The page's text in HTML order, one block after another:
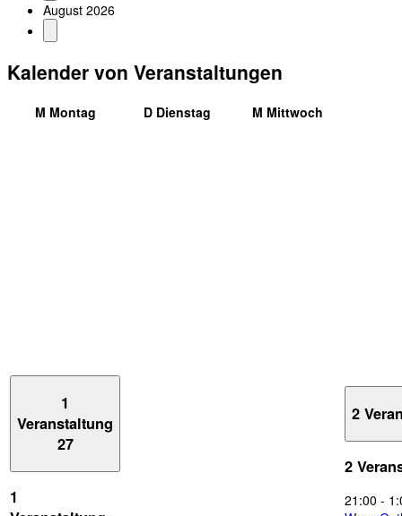
August 2026
Kalender von Veranstaltungen
M Montag D Dienstag M Mittwoch
1
Veranstaltung
27
1
2
2
21:00 -